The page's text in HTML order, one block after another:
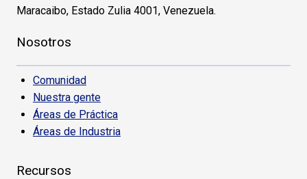
Maracaibo, Estado Zulia 4001, Venezuela.
Nosotros
Comunidad
Nuestra gente
Áreas de Práctica
Áreas de Industria
Recursos